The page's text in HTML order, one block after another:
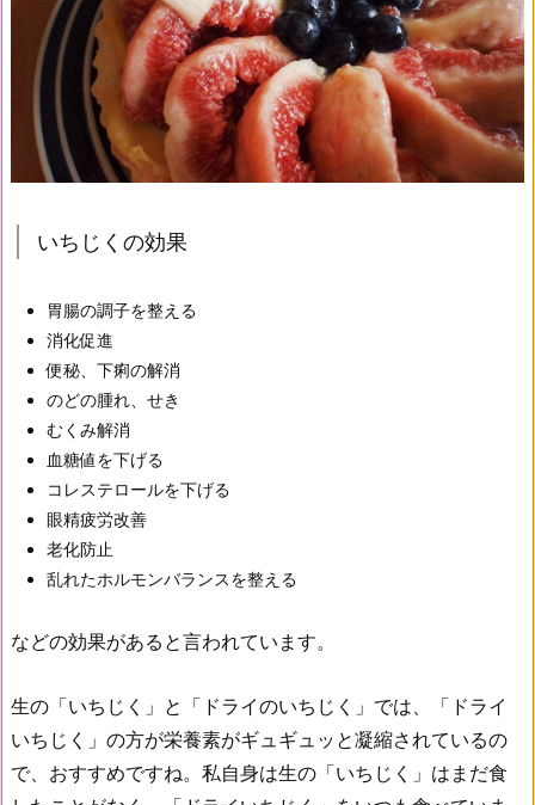
いちじくの効果
胃腸の調子を整える
消化促進
便秘、下痢の解消
のどの腫れ、せき
むくみ解消
血糖値を下げる
コレステロールを下げる
眼精疲労改善
老化防止
乱れたホルモンバランスを整える
などの効果があると言われています。
生の「いちじく」と「ドライのいちじく」では、「ドライ
いちじく」の方が栄養素がギュギュッと凝縮されているの
で、おすすめですね。私自身は生の「いちじく」はまだ食